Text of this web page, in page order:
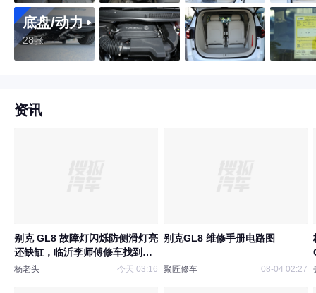
底盘/动力
28张
资讯
别克 GL8 故障灯闪烁防侧滑灯亮
还缺缸，临沂李师傅修车找到故
障根源
杨老头 今天 03:16
别克GL8 维修手册电路图
聚匠修车 08-04 02:27